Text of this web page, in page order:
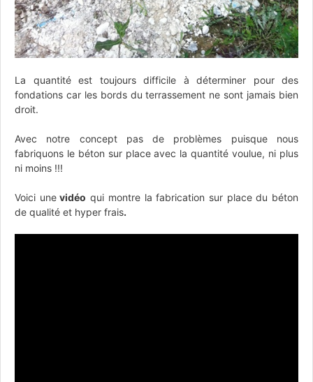
La quantité est toujours difficile à déterminer pour des
fondations car les bords du terrassement ne sont jamais bien
droit.
Avec notre concept pas de problèmes puisque nous
fabriquons le béton sur place avec la quantité voulue, ni plus
ni moins !!!
Voici unevidéo qui montre la fabrication sur place du béton
de qualité et hyper frais.